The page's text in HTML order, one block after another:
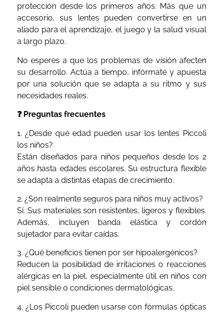
protección desde los primeros años. Más que un
accesorio, sus lentes pueden convertirse en un
aliado para el aprendizaje, el juego y la salud visual
a largo plazo.
No esperes a que los problemas de visión afecten
su desarrollo. Actúa a tiempo, infórmate y apuesta
por una solución que se adapta a su ritmo y sus
necesidades reales.
❓ Preguntas frecuentes
1. ¿Desde qué edad pueden usar los lentes Piccoli
los niños?
Están diseñados para niños pequeños desde los 2
años hasta edades escolares. Su estructura flexible
se adapta a distintas etapas de crecimiento.
2. ¿Son realmente seguros para niños muy activos?
Sí. Sus materiales son resistentes, ligeros y flexibles.
Además, incluyen banda elástica y cordón
sujetador para evitar caídas.
3. ¿Qué beneficios tienen por ser hipoalergénicos?
Reducen la posibilidad de irritaciones o reacciones
alérgicas en la piel, especialmente útil en niños con
piel sensible o condiciones dermatológicas.
4. ¿Los Piccoli pueden usarse con fórmulas ópticas